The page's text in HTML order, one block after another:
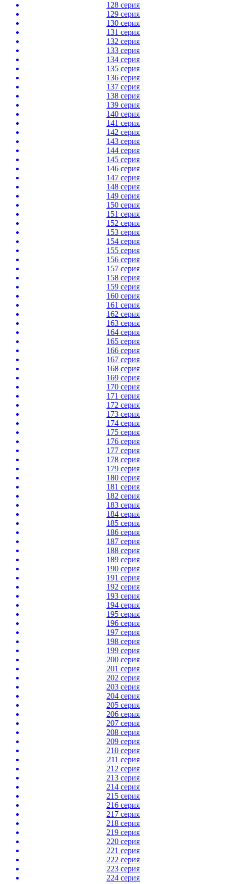
128 серия
129 серия
130 серия
131 серия
132 серия
133 серия
134 серия
135 серия
136 серия
137 серия
138 серия
139 серия
140 серия
141 серия
142 серия
143 серия
144 серия
145 серия
146 серия
147 серия
148 серия
149 серия
150 серия
151 серия
152 серия
153 серия
154 серия
155 серия
156 серия
157 серия
158 серия
159 серия
160 серия
161 серия
162 серия
163 серия
164 серия
165 серия
166 серия
167 серия
168 серия
169 серия
170 серия
171 серия
172 серия
173 серия
174 серия
175 серия
176 серия
177 серия
178 серия
179 серия
180 серия
181 серия
182 серия
183 серия
184 серия
185 серия
186 серия
187 серия
188 серия
189 серия
190 серия
191 серия
192 серия
193 серия
194 серия
195 серия
196 серия
197 серия
198 серия
199 серия
200 серия
201 серия
202 серия
203 серия
204 серия
205 серия
206 серия
207 серия
208 серия
209 серия
210 серия
211 серия
212 серия
213 серия
214 серия
215 серия
216 серия
217 серия
218 серия
219 серия
220 серия
221 серия
222 серия
223 серия
224 серия